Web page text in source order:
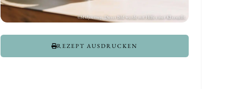
REZEPT AUSDRUCKEN